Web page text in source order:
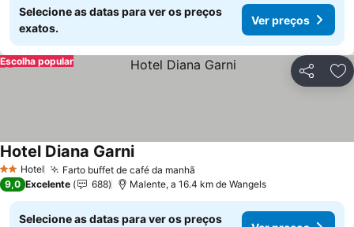
Selecione as datas para ver os preços
exatos.
Ver preços
Partilhar
Escolha popular
2 Estrelas
Hotel Farto buffet de café da manhã
Hotel Diana GarniVer preços
9,0 Excelente 688 Malente, a 16.4 km de Wangels
Selecione as datas para ver os preços